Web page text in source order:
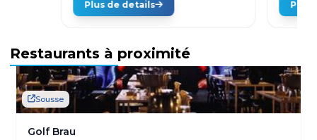
Plus de details Plus
Restaurants à proximité
Sousse
Golf Brau